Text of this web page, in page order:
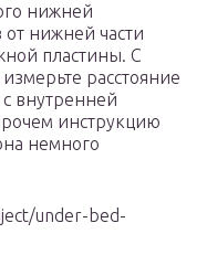
нижней
нижней части
пластины. С
расстояние
внутренней
инструкцию
немного
under-bed-